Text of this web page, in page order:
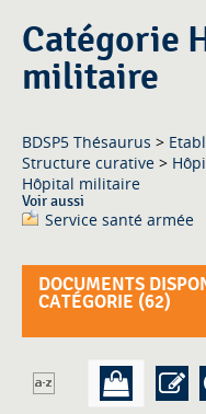
Catégorie
militaire
BDSP5 Thésaurus >
Structure curative >
Hôpital militaire
Voir aussi
Service santé armée
DOCUMENTS
CATÉGORIE (62)